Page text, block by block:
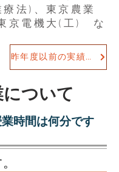
法)、東京農業
京電機大(工) な
昨年度以前の実績をみる
ついて
業時間は何分です